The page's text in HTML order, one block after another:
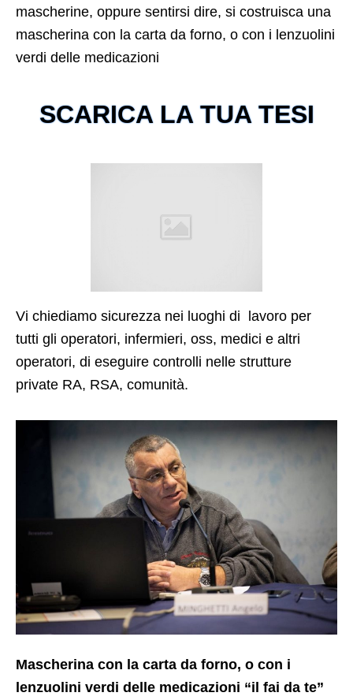
mascherine, oppure sentirsi dire, si costruisca una
mascherina con la carta da forno, o con i lenzuolini
verdi delle medicazioni
SCARICA LA TUA TESI
Vi chiediamo sicurezza nei luoghi di lavoro per
tutti gli operatori, infermieri, oss, medici e altri
operatori, di eseguire controlli nelle strutture
private RA, RSA, comunità.
Mascherina con la carta da forno, o con i
lenzuolini verdi delle medicazioni “il fai da te”